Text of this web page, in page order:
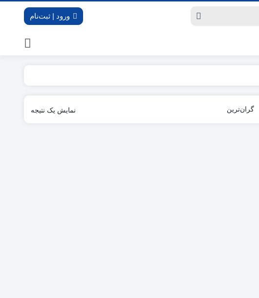
گران‌ترین نمایش یک نتیجه